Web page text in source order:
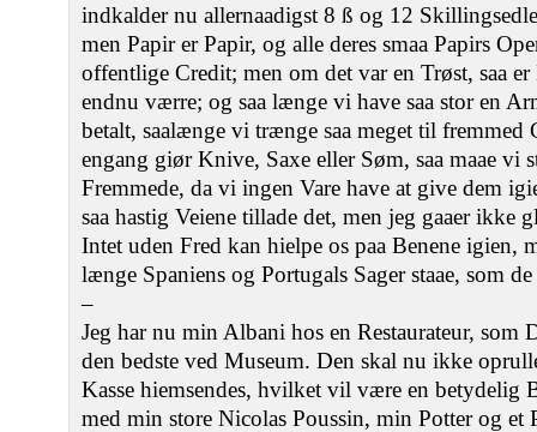
indkalder nu allernaadigst 8 ß og 12
men Papir er Papir, og alle deres smaa Papirs
offentlige Credit; men om det var en Trøst, saa
endnu værre; og saa længe vi have saa stor en
betalt, saalænge vi trænge saa meget til fremmed
engang giør Knive, Saxe eller Søm, saa maae vi
Fremmede, da vi ingen Vare have at give dem
saa hastig Veiene tillade det, men jeg gaaer ikke
Intet uden Fred kan hielpe os paa Benene igien,
længe Spaniens og Portugals Sager staae, som
–
Jeg har nu min Albani hos en Restaurateur, som
den bedste ved Museum. Den skal nu ikke
Kasse hiemsendes, hvilket vil være en betydelig
med min store Nicolas Poussin, min Potter og et